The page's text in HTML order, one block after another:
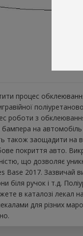
процес
роботи з
бампера на
також заощадити на
покриття авто.
що дозволяє
Base 2017. Зазвичай
біля ручок і т.д.
в каталозі лекал
для різних